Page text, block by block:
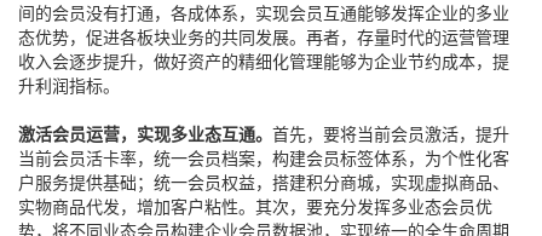
间的会员没有打通，各成体系，实现会员互通能够发挥企业的多业
态优势，促进各板块业务的共同发展。再者，存量时代的运营管理
收入会逐步提升，做好资产的精细化管理能够为企业节约成本，提
升利润指标。
激活会员运营，实现多业态互通。 首先，要将当前会员激活，提升
当前会员活卡率，统一会员档案，构建会员标签体系，为个性化客
户服务提供基础；统一会员权益，搭建积分商城，实现虚拟商品、
实物商品代发，增加客户粘性。其次，要充分发挥多业态会员优
势，将不同业态会员构建企业会员数据池，实现统一的全生命周期